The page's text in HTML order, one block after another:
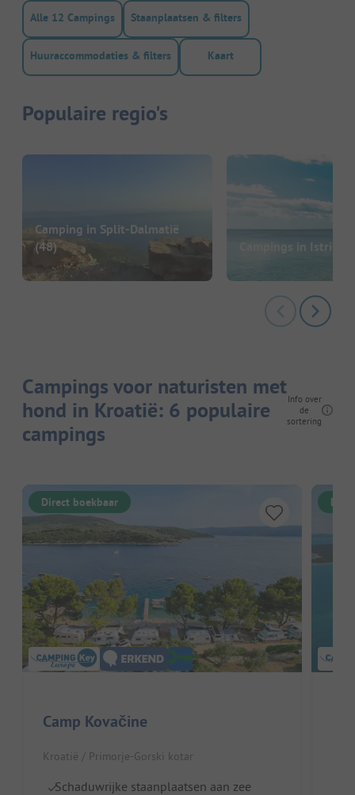
Alle 12 Campings Staanplaatsen & filters
Huuraccommodaties & filters Kaart
Populaire regio's
Camping in Split-Dalmatië
(48)
Campings in Istrië
Campings voor naturisten met
hond in Kroatië: 6 populaire
campings
Info over
de
sortering
Direct boekbaar
Camp Kovačine
Kroatië / Primorje-Gorski kotar
Schaduwrijke staanplaatsen aan zee